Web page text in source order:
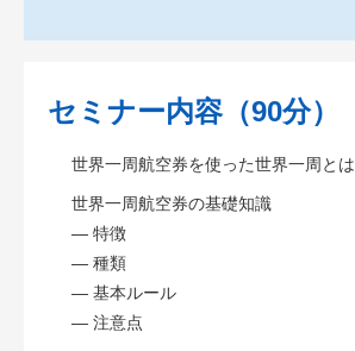
セミナー内容（90分）
世界一周航空券を使った世界一周とは
世界一周航空券の基礎知識
— 特徴
— 種類
— 基本ルール
— 注意点